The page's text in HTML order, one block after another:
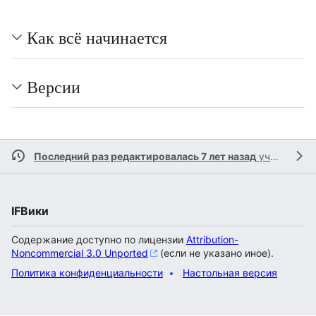
Как всё начинается
Версии
Последний раз редактировалась 7 лет назад участником
IFВики
Содержание доступно по лицензии Attribution-
Noncommercial 3.0 Unported
(если не указано иное).
Политика конфиденциальности
Настольная версия